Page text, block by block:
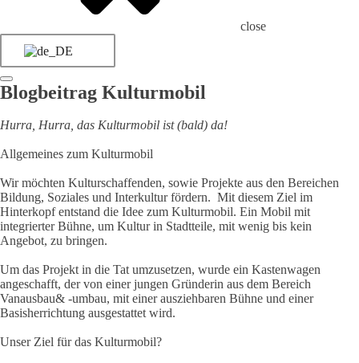
close
Blogbeitrag Kulturmobil
Hurra, Hurra, das Kulturmobil ist (bald) da!
Allgemeines zum Kulturmobil​
Wir möchten Kulturschaffenden, sowie Projekte aus den Bereichen
Bildung, Soziales und Interkultur fördern. ​ Mit diesem Ziel im
Hinterkopf entstand die Idee zum Kulturmobil. Ein Mobil mit
integrierter Bühne, um Kultur in Stadtteile, mit wenig bis kein
Angebot, zu bringen.
Um das Projekt in die Tat umzusetzen, wurde ein Kastenwagen
angeschafft, der von einer jungen Gründerin aus dem Bereich
Vanausbau& -umbau, mit einer ausziehbaren Bühne und einer
Basisherrichtung ausgestattet wird.
Unser Ziel für das Kulturmobil?